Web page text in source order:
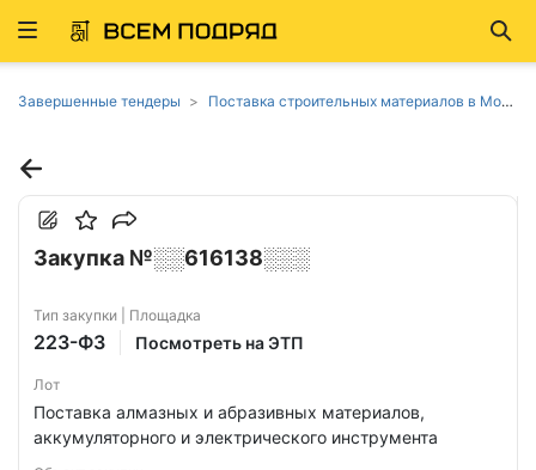
Развернуть
Завершенные тендеры Поставка строительных материалов в Москве
Закупка №░░616138░░░
Тип закупки | Площадка
223-ФЗ Посмотреть на ЭТП
Лот
Поставка алмазных и абразивных материалов,
аккумуляторного и электрического инструмента